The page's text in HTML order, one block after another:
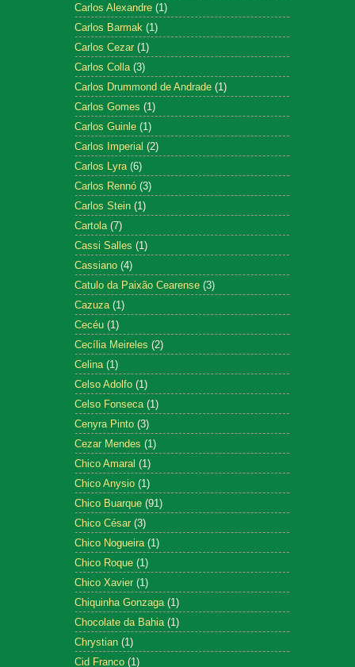
Carlos Alexandre (1)
Carlos Barmak (1)
Carlos Cezar (1)
Carlos Colla (3)
Carlos Drummond de Andrade (1)
Carlos Gomes (1)
Carlos Guinle (1)
Carlos Imperial (2)
Carlos Lyra (6)
Carlos Rennó (3)
Carlos Stein (1)
Cartola (7)
Cassi Salles (1)
Cassiano (4)
Catulo da Paixão Cearense (3)
Cazuza (1)
Cecéu (1)
Cecília Meireles (2)
Celina (1)
Celso Adolfo (1)
Celso Fonseca (1)
Cenyra Pinto (3)
Cezar Mendes (1)
Chico Amaral (1)
Chico Anysio (1)
Chico Buarque (91)
Chico César (3)
Chico Nogueira (1)
Chico Roque (1)
Chico Xavier (1)
Chiquinha Gonzaga (1)
Chocolate da Bahia (1)
Chrystian (1)
Cid Franco (1)